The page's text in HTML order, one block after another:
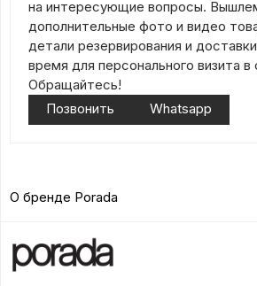
на интересующие вопросы.
дополнительные фото и видео
детали резервирования и
время для персонального визита в
Обращайтесь!
Позвонить
Whatsapp
О бренде Porada